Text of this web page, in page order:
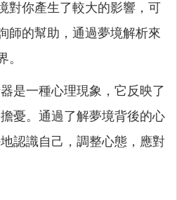
對你產生了較大的影響，可
師的幫助，通過夢境解析來
。
是一種心理現象，它反映了
憂。通過了解夢境背後的心
認識自己，調整心態，應對